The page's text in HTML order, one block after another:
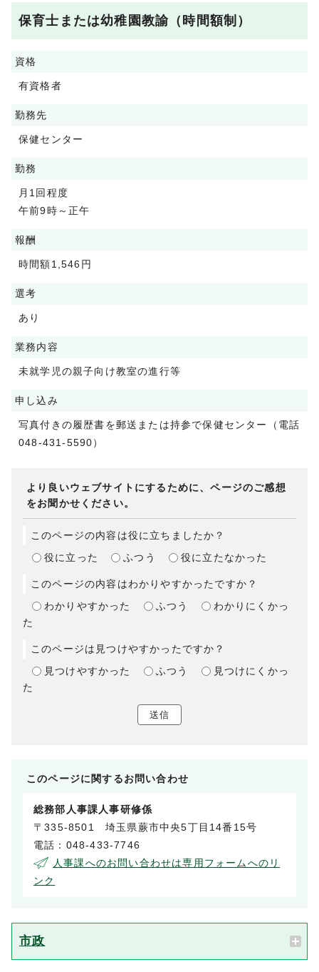
保育士または幼稚園教諭（時間額制）
資格
有資格者
勤務先
保健センター
勤務
月1回程度
午前9時～正午
報酬
時間額1,546円
選考
あり
業務内容
未就学児の親子向け教室の進行等
申し込み
写真付きの履歴書を郵送または持参で保健センター（電話
048-431-5590）
より良いウェブサイトにするために、ページのご感想
をお聞かせください。
このページの内容は役に立ちましたか？
役に立った
ふつう 役に立たなかった
このページの内容はわかりやすかったですか？
わかりやすかった
ふつう
わかりにくかっ
た
このページは見つけやすかったですか？
見つけやすかった
ふつう
見つけにくかっ
た
送信
このページに関するお問い合わせ
総務部人事課人事研修係
〒335-8501 埼玉県蕨市中央5丁目14番15号
電話：048-433-7746
人事課へのお問い合わせは専用フォームへのリ
ンク
市政